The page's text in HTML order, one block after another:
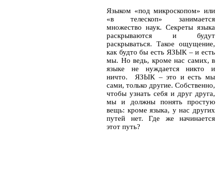
Языком «под микроскопом» или
«в телескоп» занимается
множество наук. Секреты языка
раскрываются и будут
раскрываться. Такое ощущение,
как будто бы есть ЯЗЫК – и есть
мы. Но ведь, кроме нас самих, в
языке не нуждается никто и
ничто. ЯЗЫК – это и есть мы
сами, только другие. Собственно,
чтобы узнать себя и друг друга,
мы и должны понять простую
вещь: кроме языка, у нас других
путей нет. Где же начинается
этот путь?